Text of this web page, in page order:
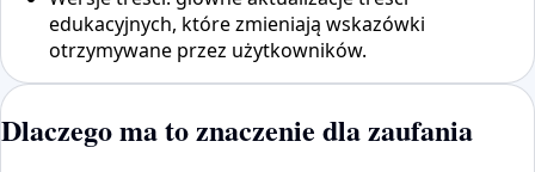
edukacyjnych, które zmieniają wskazówki
otrzymywane przez użytkowników.
Dlaczego ma to znaczenie dla zaufania